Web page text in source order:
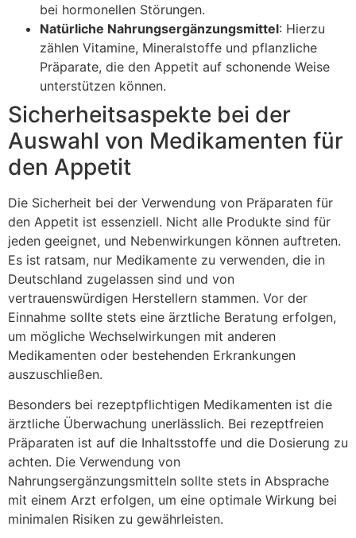
bei hormonellen Störungen.
Natürliche Nahrungsergänzungsmittel: Hierzu
zählen Vitamine, Mineralstoffe und pflanzliche
Präparate, die den Appetit auf schonende Weise
unterstützen können.
Sicherheitsaspekte bei der
Auswahl von Medikamenten für
den Appetit
Die Sicherheit bei der Verwendung von Präparaten für
den Appetit ist essenziell. Nicht alle Produkte sind für
jeden geeignet, und Nebenwirkungen können auftreten.
Es ist ratsam, nur Medikamente zu verwenden, die in
Deutschland zugelassen sind und von
vertrauenswürdigen Herstellern stammen. Vor der
Einnahme sollte stets eine ärztliche Beratung erfolgen,
um mögliche Wechselwirkungen mit anderen
Medikamenten oder bestehenden Erkrankungen
auszuschließen.
Besonders bei rezeptpflichtigen Medikamenten ist die
ärztliche Überwachung unerlässlich. Bei rezeptfreien
Präparaten ist auf die Inhaltsstoffe und die Dosierung zu
achten. Die Verwendung von
Nahrungsergänzungsmitteln sollte stets in Absprache
mit einem Arzt erfolgen, um eine optimale Wirkung bei
minimalen Risiken zu gewährleisten.